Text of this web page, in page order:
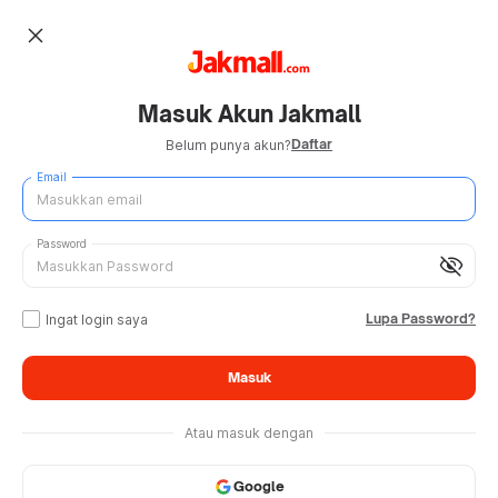
close
Masuk Akun Jakmall
Belum punya akun?Daftar
Email
visibility_off
Password
Ingat login saya Lupa Password?
Masuk
Atau masuk dengan
Google